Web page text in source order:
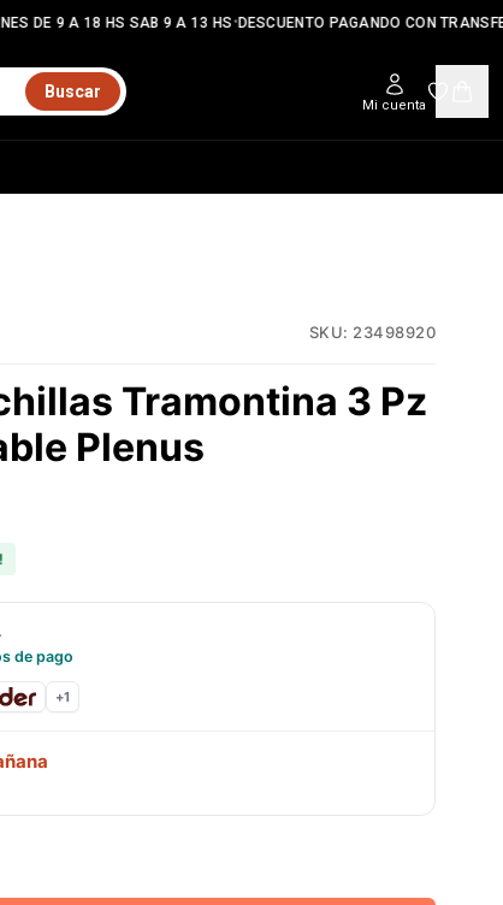
DE 9 A 18 HS SAB 9 A 13 HS•DESCUENTO PAGANDO CON
Buscar
Mi cuenta
SKU: 23498920
Tramontina 3 Pz
Plenus
!
de pago
+1